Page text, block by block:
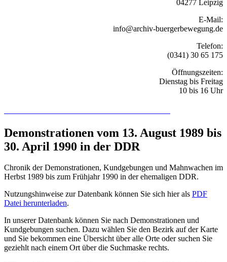
04277 Leipzig
E-Mail:
info@archiv-buergerbewegung.de
Telefon:
(0341) 30 65 175
Öffnungszeiten:
Dienstag bis Freitag
10 bis 16 Uhr
Demonstrationen vom 13. August 1989 bis
30. April 1990 in der DDR
Chronik der Demonstrationen, Kundgebungen und Mahnwachen im
Herbst 1989 bis zum Frühjahr 1990 in der ehemaligen DDR.
Nutzungshinweise zur Datenbank können Sie sich hier als PDF
Datei herunterladen.
In unserer Datenbank können Sie nach Demonstrationen und
Kundgebungen suchen. Dazu wählen Sie den Bezirk auf der Karte
und Sie bekommen eine Übersicht über alle Orte oder suchen Sie
geziehlt nach einem Ort über die Suchmaske rechts.